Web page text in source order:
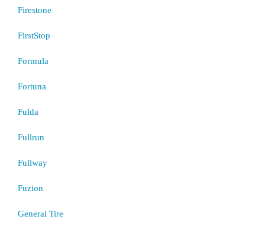
Firestone
FirstStop
Formula
Fortuna
Fulda
Fullrun
Fullway
Fuzion
General Tire